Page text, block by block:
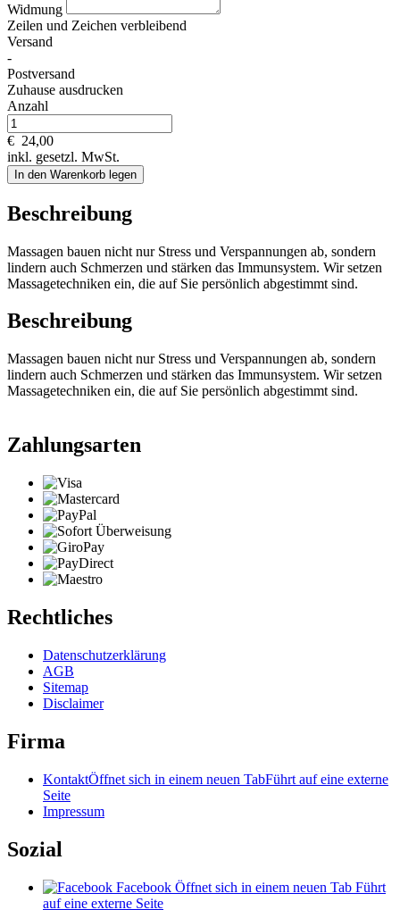
Widmung
Zeilen und Zeichen verbleibend
Versand
-
Postversand
Zuhause ausdrucken
Anzahl
€ 24,00
inkl. gesetzl. MwSt.
In den Warenkorb legen
Beschreibung
Massagen bauen nicht nur Stress und Verspannungen ab, sondern
lindern auch Schmerzen und stärken das Immunsystem. Wir setzen
Massagetechniken ein, die auf Sie persönlich abgestimmt sind.
Beschreibung
Massagen bauen nicht nur Stress und Verspannungen ab, sondern
lindern auch Schmerzen und stärken das Immunsystem. Wir setzen
Massagetechniken ein, die auf Sie persönlich abgestimmt sind.
Zahlungsarten
Rechtliches
Datenschutzerklärung
AGB
Sitemap
Disclaimer
Firma
KontaktÖffnet sich in einem neuen TabFührt auf eine externe
Seite
Impressum
Sozial
Facebook Öffnet sich in einem neuen Tab Führt
auf eine externe Seite